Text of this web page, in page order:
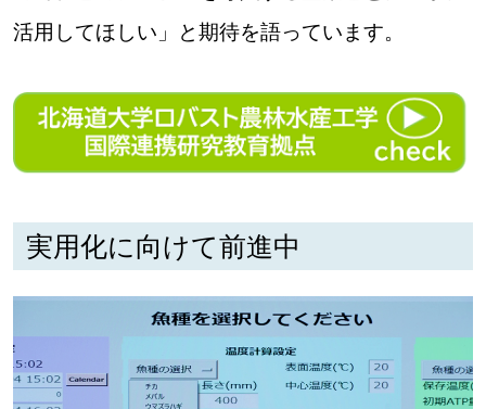
活用してほしい」と期待を語っています。
実用化に向けて前進中